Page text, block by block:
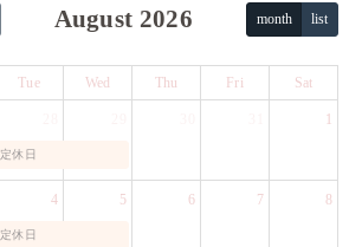
August 2026 month list
Tue Wed Thu Fri Sat
定休日
1
4
定休日
5 6 7 8